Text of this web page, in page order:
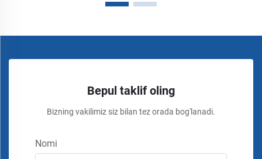
Bepul taklif oling
Bizning vakilimiz siz bilan tez orada bog'lanadi.
Nomi